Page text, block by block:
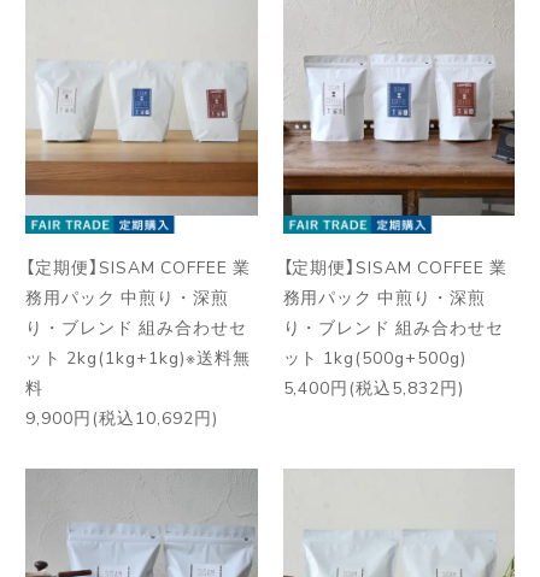
【定期便】SISAM COFFEE 業
務用パック 中煎り・深煎
り・ブレンド 組み合わせセ
ット 2kg(1kg+1kg)※送料無
料
9,900円(税込10,692円)
【定期便】SISAM COFFEE 業
務用パック 中煎り・深煎
り・ブレンド 組み合わせセ
ット 1kg(500g+500g)
5,400円(税込5,832円)